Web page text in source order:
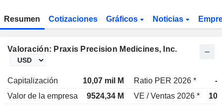
Resumen Cotizaciones Gráficos Noticias
Valoración: Praxis Precision Medicines, Inc.
Capitalización 10,07 mil M Ratio PER 2026 *
-
Valor de la empresa
9524,34 M VE / Ventas 2026 *